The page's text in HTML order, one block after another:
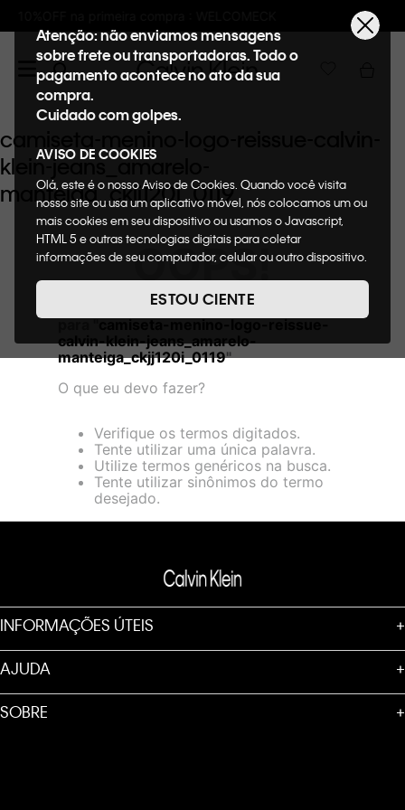
Frete GRÁTIS nas
Atenção: não enviamos mensagens
sobre frete ou transportadoras. Todo o
pagamento acontece no ato da sua
compra.
Cuidado com golpes.
AVISO DE COOKIES
Olá, este é o nosso Aviso de Cookies. Quando você visita
nosso site ou usa um aplicativo móvel, nós colocamos um ou
mais cookies em seu dispositivo ou usamos o Javascript,
HTML 5 e outras tecnologias digitais para coletar
informações de seu computador, celular ou outro dispositivo.
de cookies, informaremos quais cookies usaremos e quais
suas funções. A forma como processamos os dados
nosso Aviso de Privacidade. Quando você visita nosso site,
consideraremos isso como sua solicitação específica para
fornecer a você toda a funcionalidade do site, incluindo,
entre outros, a capacidade de comprar um item em nossa
Cookies acesse o link.
ESTOU CIENTE
camiseta-menino-logo-reissue-calvin-
klein-jeans_amarelo-
manteiga_ckjj120i_0119
OOPS!
Não encontramos nenhum resultado
calvin-klein-jeans_amarelo-
manteiga_ckjj120i_0119"
O que eu devo fazer?
Verifique os termos digitados.
Tente utilizar uma única palavra.
Utilize termos genéricos na busca.
Tente utilizar sinônimos do termo
desejado.
INFORMAÇÕES ÚTEIS +
AJUDA +
SOBRE +